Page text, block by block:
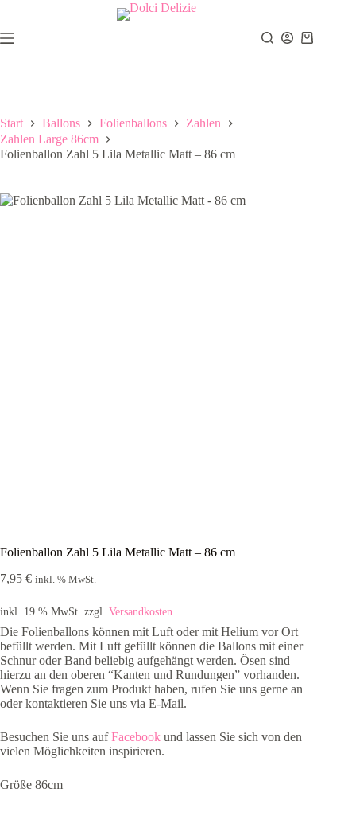
springen
Warenkorb
Start Ballons Folienballons
Zahlen
Zahlen Large 86cm
Folienballon Zahl 5 Lila Metallic Matt – 86 cm
Folienballon Zahl 5 Lila Metallic Matt – 86 cm
7,95 € inkl. % MwSt.
inkl. 19 % MwSt. zzgl. Versandkosten
Die Folienballons können mit Luft oder mit Helium vor Ort
befüllt werden. Mit Luft gefüllt können die Ballons mit einer
Schnur oder Band beliebig aufgehängt werden. Ösen sind
hierzu an den oberen “Kanten und Rundungen” vorhanden.
Wenn Sie fragen zum Produkt haben, rufen Sie uns gerne an
oder kontaktieren Sie uns via E-Mail.
Besuchen Sie uns aufFacebook und lassen Sie sich von den
vielen Möglichkeiten inspirieren.
Größe 86cm